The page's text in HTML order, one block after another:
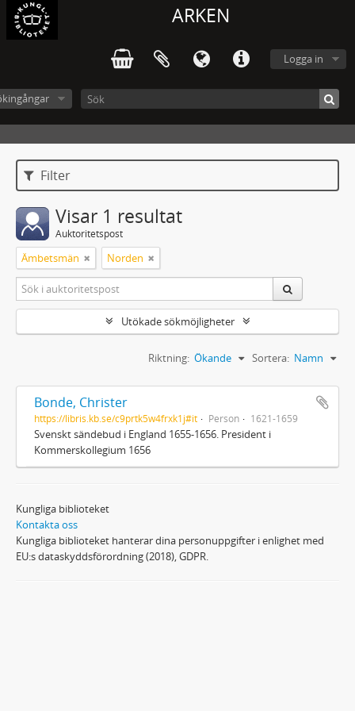
ARKEN
Logga in
Filter
Visar 1 resultat
Auktoritetspost
Ämbetsmän Norden
Utökade sökmöjligheter
Sortera: Namn
Riktning: Ökande
Bonde, Christer
https://libris.kb.se/c9prtk5w4frxk1j#it Person 1621-1659
Svenskt sändebud i England 1655-1656. President i
Kommerskollegium 1656
Kungliga biblioteket
Kontakta oss
Kungliga biblioteket hanterar dina personuppgifter i enlighet med
EU:s dataskyddsförordning (2018), GDPR.